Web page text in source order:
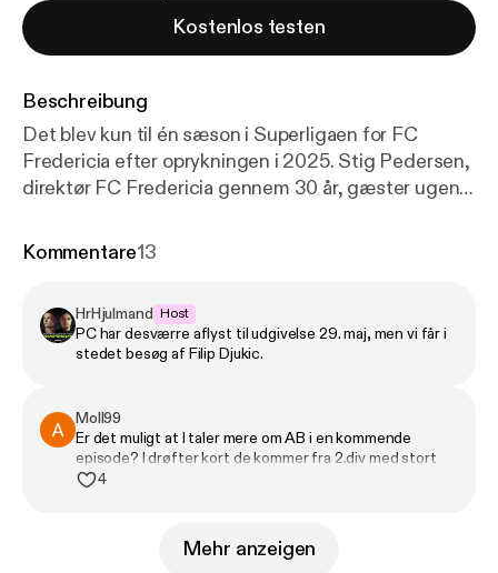
Kostenlos testen
Beschreibung
Det blev kun til én sæson i Superligaen for FC
Fredericia efter oprykningen i 2025. Stig Pedersen,
direktør FC Fredericia gennem 30 år, gæster ugens
ruster sig til livet i den næstbedste række - ikke
Kommentare13
HrHjulmand Host
PC har desværre aflyst til udgivelse 29. maj, men vi får i
stedet besøg af Filip Djukic.
Moll99
Er det muligt at I taler mere om AB i en kommende
episode? I drøfter kort de kommer fra 2.div med stort
budget. Stor klub fra fortiden som mange måske har
4
Mehr anzeigen